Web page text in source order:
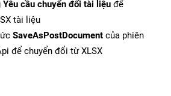
Yêu cầu chuyển đổi tài liệu để
tài liệu
SaveAsPostDocument của phiên
để chuyển đổi từ XLSX